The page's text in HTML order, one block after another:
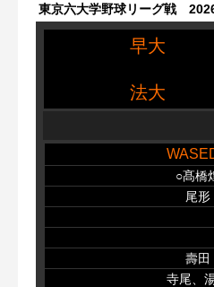
東京六大学野球リーグ戦
早大
法大
○髙橋
尾形
壽田
寺尾、